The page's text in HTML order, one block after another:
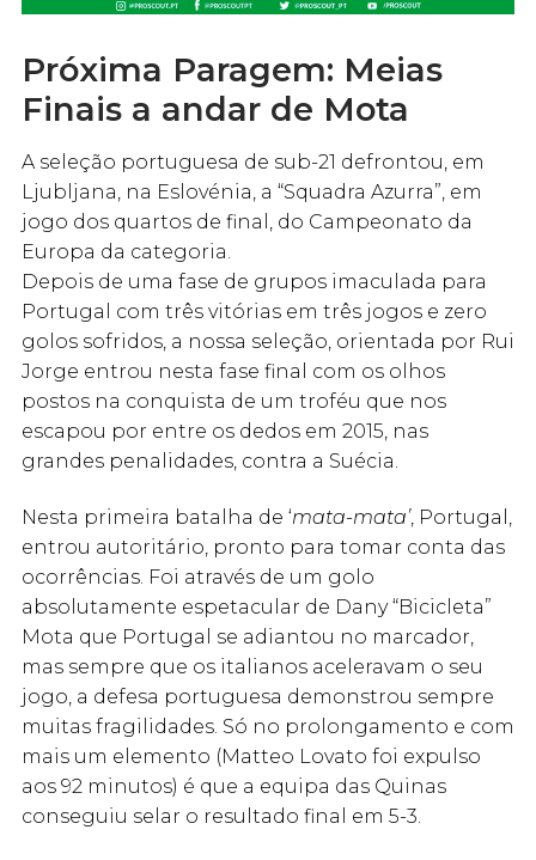
Próxima Paragem: Meias
Finais a andar de Mota
A seleção portuguesa de sub-21 defrontou, em
Ljubljana, na Eslovénia, a “Squadra Azurra”, em
jogo dos quartos de final, do Campeonato da
Europa da categoria.
Depois de uma fase de grupos imaculada para
Portugal com três vitórias em três jogos e zero
golos sofridos, a nossa seleção, orientada por Rui
Jorge entrou nesta fase final com os olhos
postos na conquista de um troféu que nos
escapou por entre os dedos em 2015, nas
grandes penalidades, contra a Suécia.
Nesta primeira batalha de ‘mata-mata’, Portugal,
entrou autoritário, pronto para tomar conta das
ocorrências. Foi através de um golo
absolutamente espetacular de Dany “Bicicleta”
Mota que Portugal se adiantou no marcador,
mas sempre que os italianos aceleravam o seu
jogo, a defesa portuguesa demonstrou sempre
muitas fragilidades. Só no prolongamento e com
mais um elemento (Matteo Lovato foi expulso
aos 92 minutos) é que a equipa das Quinas
conseguiu selar o resultado final em 5-3.